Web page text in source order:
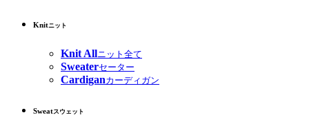
Knitニット
Knit Allニット全て
Sweaterセーター
Cardiganカーディガン
Sweatスウェット